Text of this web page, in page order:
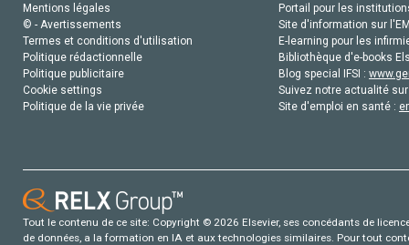
Mentions légales
© - Avertissements
Termes et conditions d'utilisation
Politique rédactionnelle
Politique publicitaire
Cookie settings
Politique de la vie privée
Portail pour les
Site d'information sur
E-learning pour les
Bibliothèque d'e-books
Blog special IFSI :
Suivez notre actualité
Site d'emploi en santé :
Tout le contenu de ce site: Copyright © 2026 Elsevier, ses concédants de
de données, a la formation en IA et aux technologies similaires. Pour tout